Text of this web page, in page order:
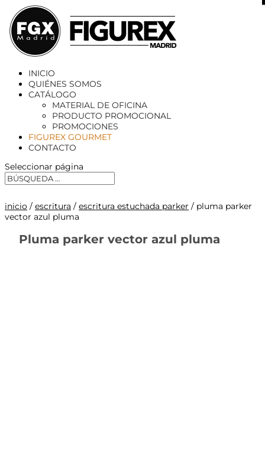
INICIO
QUIÉNES SOMOS
CATÁLOGO
MATERIAL DE OFICINA
PRODUCTO PROMOCIONAL
PROMOCIONES
FIGUREX GOURMET
CONTACTO
Seleccionar página
inicio / escritura / escritura estuchada parker / pluma parker
vector azul pluma
Pluma parker vector azul pluma